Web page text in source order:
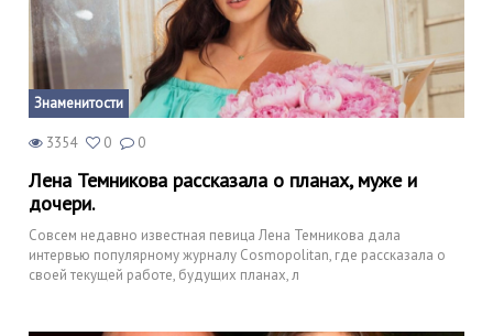
Знаменитости
3354 0 0
Лена Темникова рассказала о планах, муже и
дочери.
Совсем недавно известная певица Лена Темникова дала
интервью популярному журналу Cosmopolitan, где рассказала о
своей текущей работе, будущих планах, л